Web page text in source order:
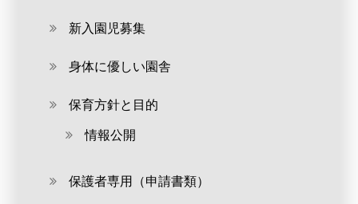
新入園児募集
身体に優しい園舎
保育方針と目的
情報公開
保護者専用（申請書類）